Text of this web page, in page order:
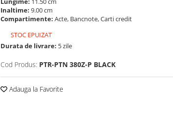
Inaltime: 9.00 cm
Compartimente: Acte, Bancnote, Carti credit
STOC EPUIZAT
Durata de livrare: 5 zile
Cod Produs: PTR-PTN 380Z-P BLACK
Adauga la Favorite